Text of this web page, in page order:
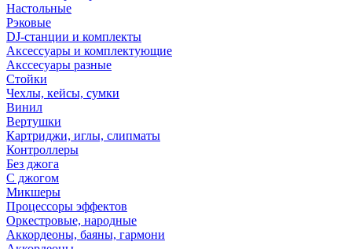
Настольные
Рэковые
DJ-станции и комплекты
Аксессуары и комплектующие
Акссесуары разные
Стойки
Чехлы, кейсы, сумки
Винил
Вертушки
Картриджи, иглы, слипматы
Контроллеры
Без джога
С джогом
Микшеры
Процессоры эффектов
Оркестровые, народные
Аккордеоны, баяны, гармони